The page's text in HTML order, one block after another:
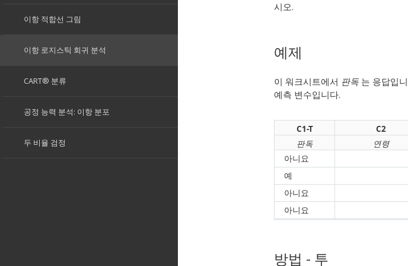
시오.
예제
이 워크시트에서 판독 는 응답입
예측 변수입니다.
C1-T C2
판독
연령
아니요
예
아니요
아니요
방법 - 투